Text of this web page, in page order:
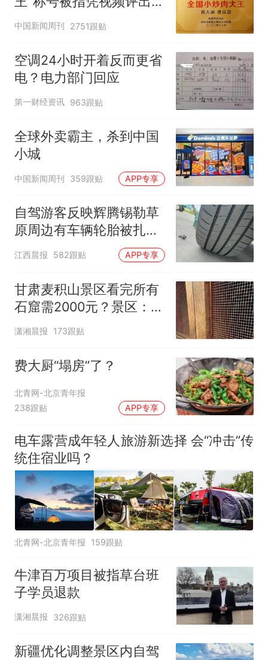
官方回应
中国新闻周刊 2751跟贴
空调24小时开着反而更省
电？电力部门回应
第一财经资讯 963跟贴
全球外卖霸主，杀到中国
小城
中国新闻周刊 359跟贴 APP专享
自驾游客反映辉腾锡勒草
原周边有车辆轮胎被扎，
修理店铺换胎价格高达千
元，官方发布情况通报
江西晨报 582跟贴 APP专享
甘肃麦积山景区看完所有
石窟需2000元？景区：部
分石窟受特别保护，游客
潇湘晨报 173跟贴
费大厨“塌房”了？
北青网-北京青年报
238跟贴
APP专享
电车露营成年轻人旅游新选择 会“冲击”传
统住宿业吗？
北青网-北京青年报 159跟贴
牛津百万项目被指草台班
子学员退款
潇湘晨报 326跟贴
新疆优化调整景区内自驾